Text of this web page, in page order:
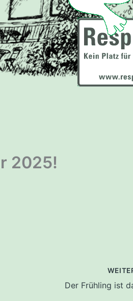
2025!
Der Frühling ist